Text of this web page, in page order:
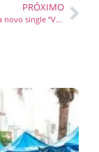
PRÓXIMO
Paulo Luiz lança novo single “Vai Passar”